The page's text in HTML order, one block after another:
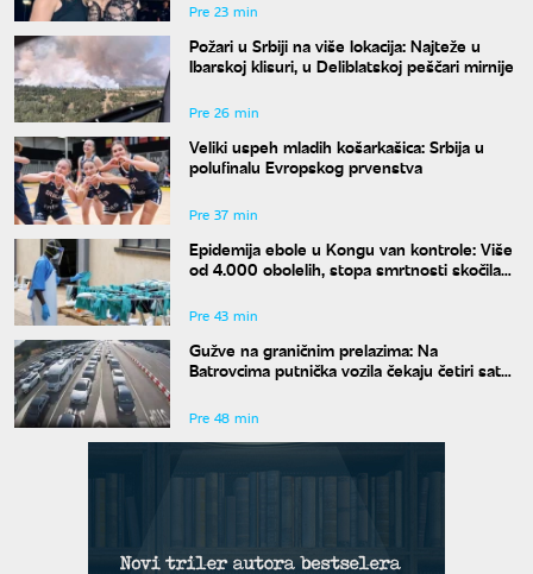
Pre 23 min
Požari u Srbiji na više lokacija: Najteže u
Ibarskoj klisuri, u Deliblatskoj peščari mirnije
Pre 26 min
Veliki uspeh mladih košarkašica: Srbija u
polufinalu Evropskog prvenstva
Pre 37 min
Epidemija ebole u Kongu van kontrole: Više
od 4.000 obolelih, stopa smrtnosti skočila
Pre 43 min
Gužve na graničnim prelazima: Na
Batrovcima putnička vozila čekaju četiri sata
Pre 48 min